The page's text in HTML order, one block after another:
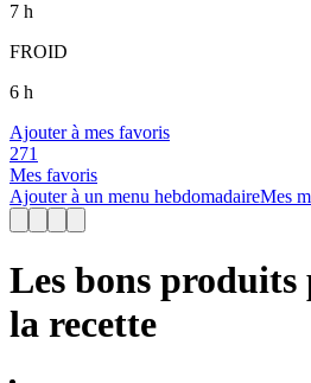
7 h
FROID
6 h
Ajouter à mes favoris
271
Mes favoris
Ajouter à un menu hebdomadaireMes
Les bons
la recette